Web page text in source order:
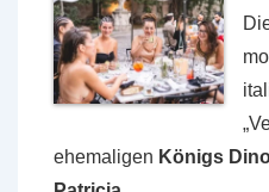
ehemaligen Königs